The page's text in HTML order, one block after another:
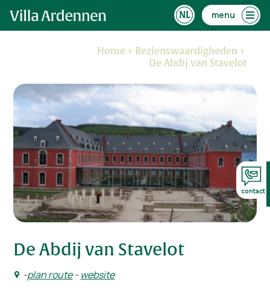
menu
Home
Bezienswaardigheden
De Abdij van Stavelot
De Abdij van Stavelot
-plan route - website
contact